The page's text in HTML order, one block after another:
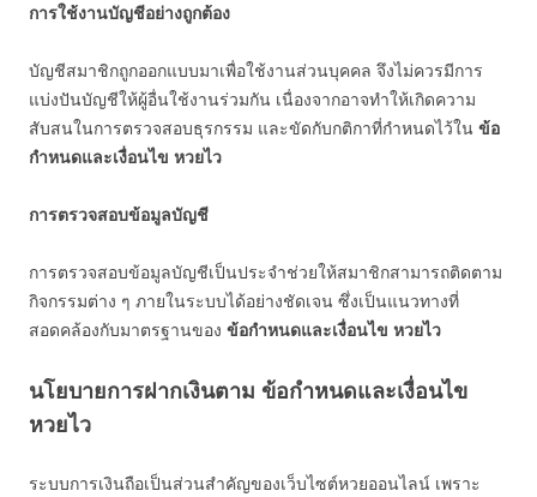
การใช้งานบัญชีอย่างถูกต้อง
บัญชีสมาชิกถูกออกแบบมาเพื่อใช้งานส่วนบุคคล จึงไม่ควรมีการ
แบ่งปันบัญชีให้ผู้อื่นใช้งานร่วมกัน เนื่องจากอาจทำให้เกิดความ
สับสนในการตรวจสอบธุรกรรม และขัดกับกติกาที่กำหนดไว้ใน ข้อ
กำหนดและเงื่อนไข หวยไว
การตรวจสอบข้อมูลบัญชี
การตรวจสอบข้อมูลบัญชีเป็นประจำช่วยให้สมาชิกสามารถติดตาม
กิจกรรมต่าง ๆ ภายในระบบได้อย่างชัดเจน ซึ่งเป็นแนวทางที่
สอดคล้องกับมาตรฐานของ ข้อกำหนดและเงื่อนไข หวยไว
นโยบายการฝากเงินตาม ข้อกำหนดและเงื่อนไข
หวยไว
ระบบการเงินถือเป็นส่วนสำคัญของเว็บไซต์หวยออนไลน์ เพราะ